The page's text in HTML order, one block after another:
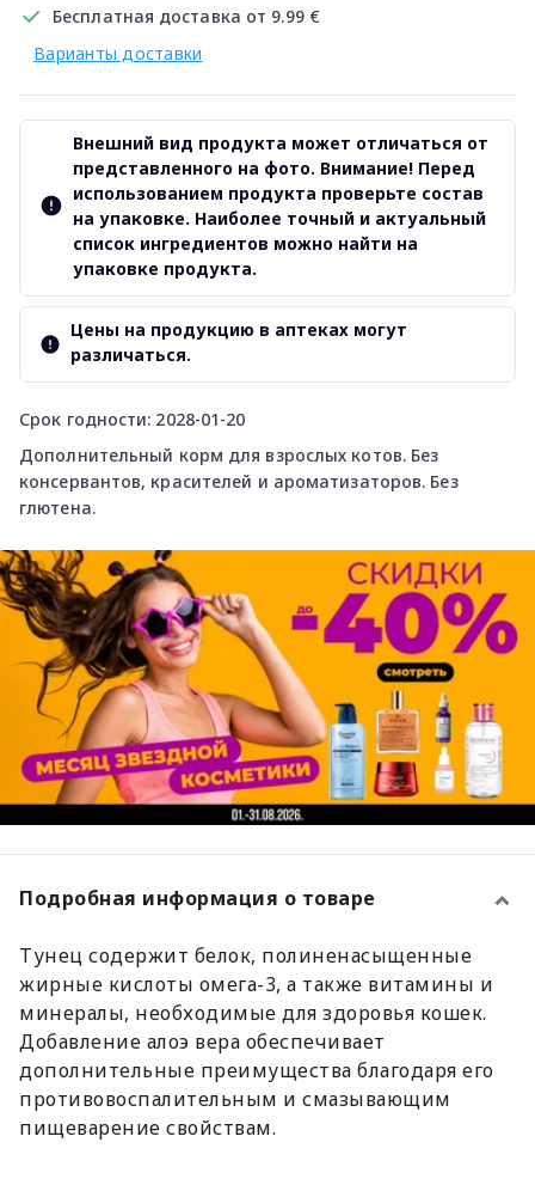
Бесплатная доставка от 9.99 €
Варианты доставки
Срок годности: 2028-01-20
Дополнительный корм для взрослых котов. Без
консервантов, красителей и ароматизаторов. Без
глютена.
Внешний вид продукта может отличаться от
представленного на фото. Внимание! Перед
использованием продукта проверьте состав
на упаковке. Наиболее точный и актуальный
список ингредиентов можно найти на
упаковке продукта.
Цены на продукцию в аптеках могут
различаться.
Подробная информация о товаре
Тунец содержит белок, полиненасыщенные
жирные кислоты омега-3, а также витамины и
минералы, необходимые для здоровья кошек.
Добавление алоэ вера обеспечивает
дополнительные преимущества благодаря его
противовоспалительным и смазывающим
пищеварение свойствам.